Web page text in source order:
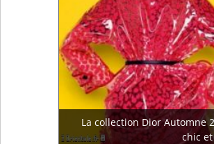
La collection Dior Automne
chic